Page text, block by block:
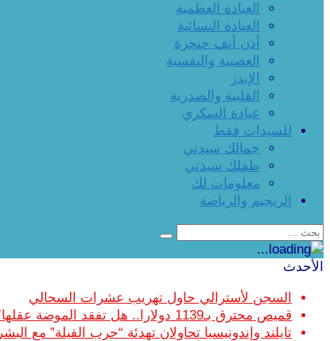
العيادة العظمية
العيادة النسائية
أذن أنف حنجرة
العصبية والنفسية
الإيدز
القلبية والصدرية
عيادة السكري
للسيدات فقط
جمالك سيدتي
طفلك سيدتي
معلومات لك
الريجيم والرياضة
الأحدث
السجن لأسترالي حاول تهريب عشرات السحالي
قميص محترق بـ1139 دولارا.. هل تفقد الموضة عقلها؟
تايلند وإندونيسيا تحاولان تهدئة “حرب الفيلة” مع البشر